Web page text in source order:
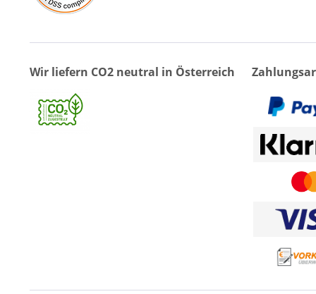
Wir liefern CO2 neutral in Österreich